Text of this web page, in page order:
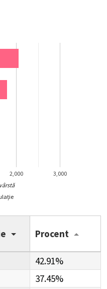
2,000 3,000
Procent
42.91%
37.45%